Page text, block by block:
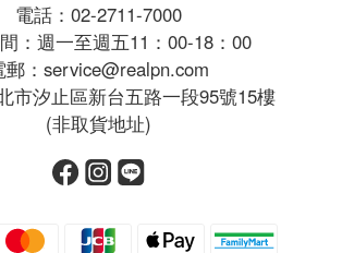
電話：02-2711-7000
：週一至週五11：00-18：00
郵：service@realpn.com
市汐止區新台五路一段95號15樓
(非取貨地址)